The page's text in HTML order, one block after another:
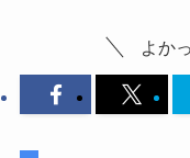
よか